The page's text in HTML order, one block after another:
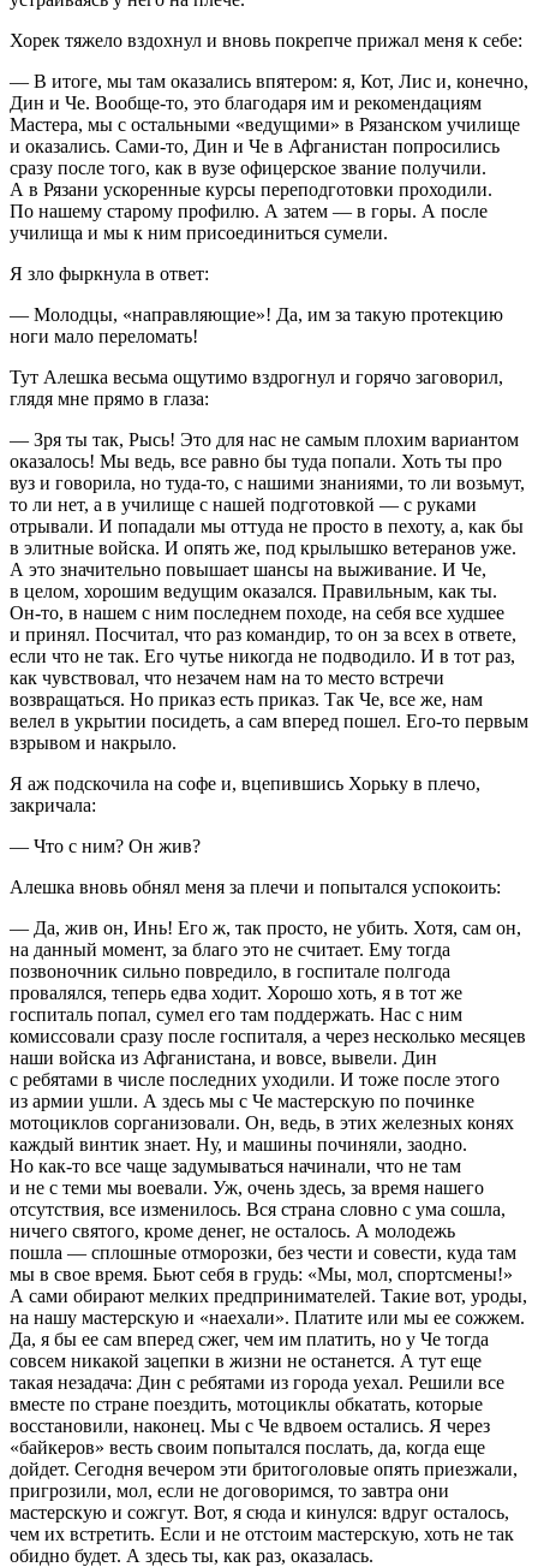
Хорек тяжело вздохнул и вновь покрепче прижал меня к себе:
— В итоге, мы там оказались впятером: я, Кот, Лис и, конечно,
Дин и Че. Вообще-то, это благодаря им и рекомендациям
Мастера, мы с остальными «ведущими» в Рязанском училище
и оказались. Сами-то, Дин и Че в Афганистан попросились
сразу после того, как в вузе офицерское звание получили.
А в Рязани ускоренные курсы переподготовки проходили.
По нашему старому профилю. А затем — в горы. А после
училища и мы к ним присоединиться сумели.
Я зло фыркнула в ответ:
— Молодцы, «направляющие»! Да, им за такую протекцию
ноги мало переломать!
Тут Алешка весьма ощутимо вздрогнул и горячо заговорил,
глядя мне прямо в глаза:
— Зря ты так, Рысь! Это для нас не самым плохим вариантом
оказалось! Мы ведь, все равно бы туда попали. Хоть ты про
вуз и говорила, но туда-то, с нашими знаниями, то ли возьмут,
то ли нет, а в училище с нашей подготовкой — с руками
отрывали. И попадали мы оттуда не просто в пехоту, а, как бы
в элитные войска. И опять же, под крылышко ветеранов уже.
А это значительно повышает шансы на выживание. И Че,
в целом, хорошим ведущим оказался. Правильным, как ты.
Он-то, в нашем с ним последнем походе, на себя все худшее
и принял. Посчитал, что раз командир, то он за всех в ответе,
если что не так. Его чутье никогда не подводило. И в тот раз,
как чувствовал, что незачем нам на то место встречи
возвращаться. Но приказ есть приказ. Так Че, все же, нам
велел в укрытии посидеть, а сам вперед пошел. Его-то первым
взрывом и накрыло.
Я аж подскочила на софе и, вцепившись Хорьку в плечо,
закричала:
— Что с ним? Он жив?
Алешка вновь обнял меня за плечи и попытался успокоить:
— Да, жив он, Инь! Его ж, так просто, не убить. Хотя, сам он,
на данный момент, за благо это не считает. Ему тогда
позвоночник сильно повредило, в госпитале полгода
провалялся, теперь едва ходит. Хорошо хоть, я в тот же
госпиталь попал, сумел его там поддержать. Нас с ним
комиссовали сразу после госпиталя, а через несколько месяцев
наши войска из Афганистана, и вовсе, вывели. Дин
с ребятами в числе последних уходили. И тоже после этого
из армии ушли. А здесь мы с Че мастерскую по починке
мотоциклов сорганизовали. Он, ведь, в этих железных конях
каждый винтик знает. Ну, и машины починяли, заодно.
Но как-то все чаще задумываться начинали, что не там
и не с теми мы воевали. Уж, очень здесь, за время нашего
отсутствия, все изменилось. Вся страна словно с ума сошла,
ничего святого, кроме денег, не осталось. А молодежь
пошла — сплошные отморозки, без чести и совести, куда там
мы в свое время. Бьют себя в грудь: «Мы, мол, спортсмены!»
А сами обирают мелких предпринимателей. Такие вот, уроды,
на нашу мастерскую и «наехали». Платите или мы ее сожжем.
Да, я бы ее сам вперед сжег, чем им платить, но у Че тогда
совсем никакой зацепки в жизни не останется. А тут еще
такая незадача: Дин с ребятами из города уехал. Решили все
вместе по стране поездить, мотоциклы обкатать, которые
восстановили, наконец. Мы с Че вдвоем остались. Я через
«байкеров» весть своим попытался послать, да, когда еще
дойдет. Сегодня вечером эти бритоголовые опять приезжали,
пригрозили, мол, если не договоримся, то завтра они
мастерскую и сожгут. Вот, я сюда и кинулся: вдруг осталось,
чем их встретить. Если и не отстоим мастерскую, хоть не так
обидно будет. А здесь ты, как раз, оказалась.